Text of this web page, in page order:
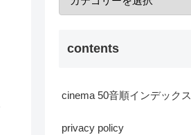
contents
cinema 50音順インデックス
privacy policy